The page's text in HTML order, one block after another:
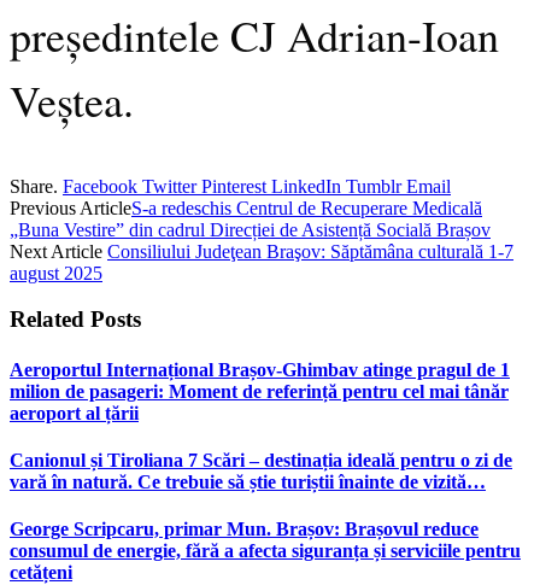
președintele CJ Adrian-Ioan
Veștea.
Share. Facebook Twitter Pinterest LinkedIn Tumblr Email
Previous ArticleS-a redeschis Centrul de Recuperare Medicală
„Buna Vestire” din cadrul Direcției de Asistență Socială Brașov
Next Article Consiliului Judeţean Braşov: Săptămâna culturală 1-7
august 2025
Related Posts
Aeroportul Internațional Brașov‑Ghimbav atinge pragul de 1
milion de pasageri: Moment de referință pentru cel mai tânăr
aeroport al țării
Canionul și Tiroliana 7 Scări – destinația ideală pentru o zi de
vară în natură. Ce trebuie să știe turiștii înainte de vizită…
George Scripcaru, primar Mun. Brașov: Brașovul reduce
consumul de energie, fără a afecta siguranța și serviciile pentru
cetățeni